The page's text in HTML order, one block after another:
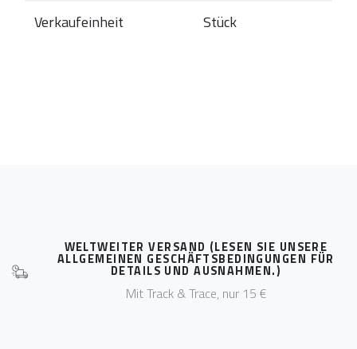
Verkaufeinheit Stück
WELTWEITER VERSAND (LESEN SIE UNSERE
ALLGEMEINEN GESCHÄFTSBEDINGUNGEN FÜR
DETAILS UND AUSNAHMEN.)
Mit Track & Trace, nur 15 €